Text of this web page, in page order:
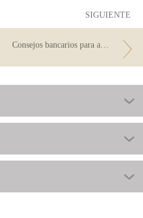
SIGUIENTE
Consejos bancarios para autónomos y pymes